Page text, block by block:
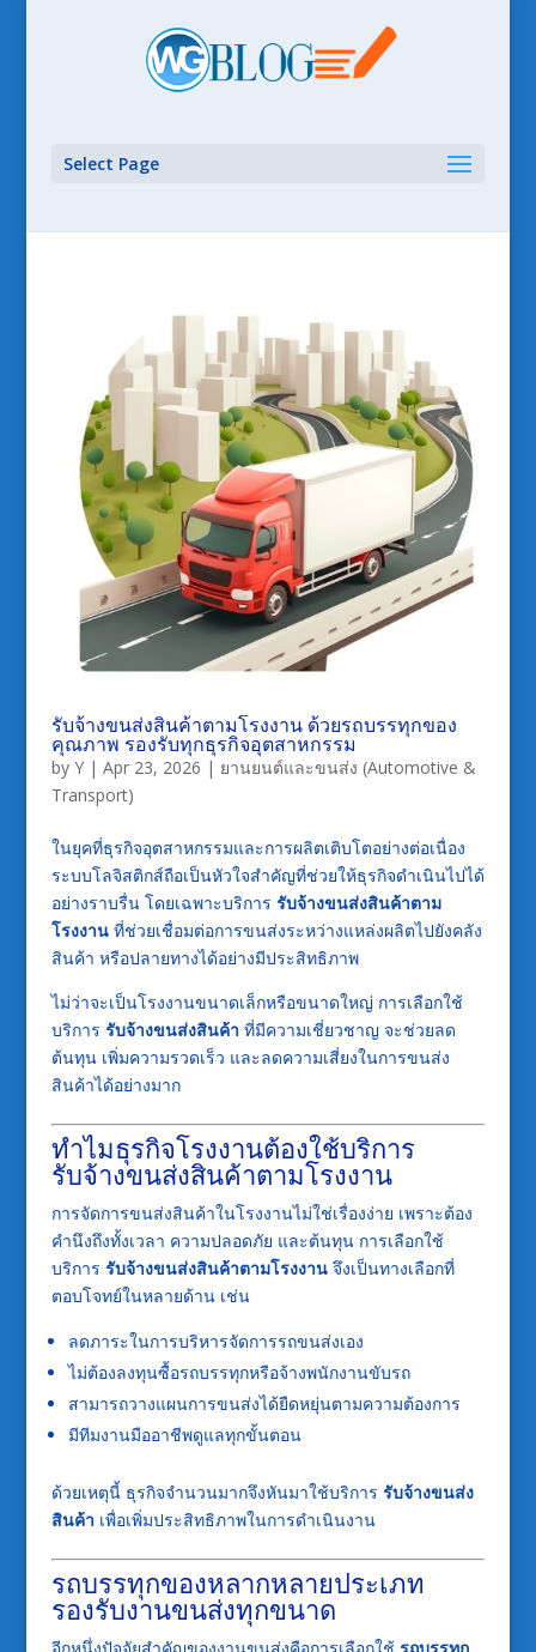
Select Page
รับจ้างขนส่งสินค้าตามโรงงาน ด้วยรถบรรทุกของ
คุณภาพ รองรับทุกธุรกิจอุตสาหกรรม
by Y| Apr 23, 2026 | ยานยนต์และขนส่ง (Automotive &
Transport)
ในยุคที่ธุรกิจอุตสาหกรรมและการผลิตเติบโตอย่างต่อเนื่อง
ระบบโลจิสติกส์ถือเป็นหัวใจสำคัญที่ช่วยให้ธุรกิจดำเนินไปได้
อย่างราบรื่น โดยเฉพาะบริการ รับจ้างขนส่งสินค้าตาม
โรงงานที่ช่วยเชื่อมต่อการขนส่งระหว่างแหล่งผลิตไปยังคลัง
สินค้า หรือปลายทางได้อย่างมีประสิทธิภาพ
ไม่ว่าจะเป็นโรงงานขนาดเล็กหรือขนาดใหญ่ การเลือกใช้
บริการ รับจ้างขนส่งสินค้า ที่มีความเชี่ยวชาญ จะช่วยลด
ต้นทุน เพิ่มความรวดเร็ว และลดความเสี่ยงในการขนส่ง
สินค้าได้อย่างมาก
ทำไมธุรกิจโรงงานต้องใช้บริการ
รับจ้างขนส่งสินค้าตามโรงงาน
การจัดการขนส่งสินค้าในโรงงานไม่ใช่เรื่องง่าย เพราะต้อง
คำนึงถึงทั้งเวลา ความปลอดภัย และต้นทุน การเลือกใช้
บริการ รับจ้างขนส่งสินค้าตามโรงงานจึงเป็นทางเลือกที่
ตอบโจทย์ในหลายด้าน เช่น
ลดภาระในการบริหารจัดการรถขนส่งเอง
ไม่ต้องลงทุนซื้อรถบรรทุกหรือจ้างพนักงานขับรถ
สามารถวางแผนการขนส่งได้ยืดหยุ่นตามความต้องการ
มีทีมงานมืออาชีพดูแลทุกขั้นตอน
ด้วยเหตุนี้ ธุรกิจจำนวนมากจึงหันมาใช้บริการ รับจ้างขนส่ง
สินค้า เพื่อเพิ่มประสิทธิภาพในการดำเนินงาน
รถบรรทุกของหลากหลายประเภท
รองรับงานขนส่งทุกขนาด
อีกหนึ่งปัจจัยสำคัญของงานขนส่งคือการเลือกใช้ รถบรรทุก